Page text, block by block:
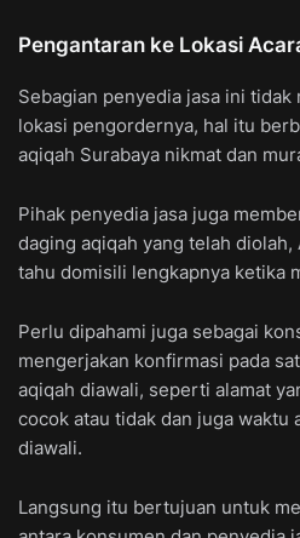
Pengantaran ke Lokasi
Sebagian penyedia jasa ini
lokasi pengordernya, hal itu
aqiqah Surabaya nikmat dan
Pihak penyedia jasa juga
daging aqiqah yang telah
tahu domisili lengkapnya ketika
Perlu dipahami juga sebagai
mengerjakan konfirmasi pada
aqiqah diawali, seperti alamat
cocok atau tidak dan juga waktu
diawali.
Langsung itu bertujuan untuk